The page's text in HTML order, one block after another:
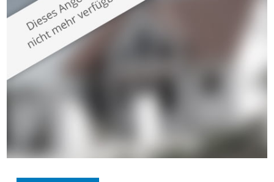
modernen Wohnkomfort mit einem stilvollen Ambiente
verbindet. Der […]